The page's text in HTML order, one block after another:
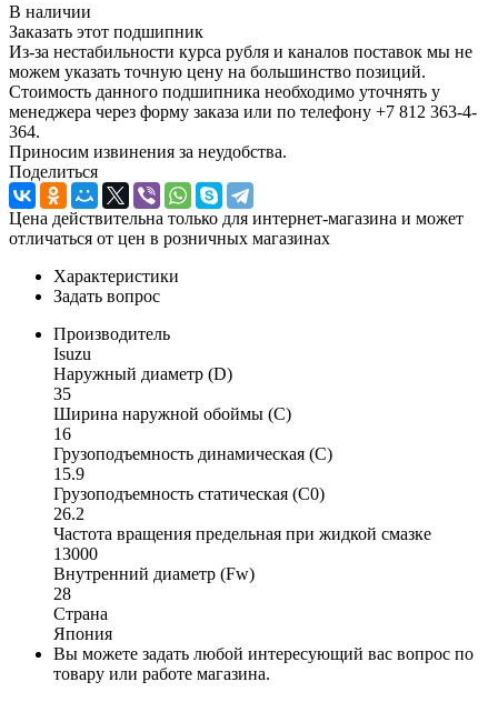
В наличии
Заказать этот подшипник
Из-за нестабильности курса рубля и каналов поставок мы не
можем указать точную цену на большинство позиций.
Стоимость данного подшипника необходимо уточнять у
менеджера через форму заказа или по телефону +7 812 363-4-
364.
Приносим извинения за неудобства.
Поделиться
Цена действительна только для интернет-магазина и может
отличаться от цен в розничных магазинах
Характеристики
Задать вопрос
Производитель
Isuzu
Наружный диаметр (D)
35
Ширина наружной обоймы (C)
16
Грузоподъемность динамическая (C)
15.9
Грузоподъемность статическая (C0)
26.2
Частота вращения предельная при жидкой смазке
13000
Внутренний диаметр (Fw)
28
Страна
Япония
Вы можете задать любой интересующий вас вопрос по
товару или работе магазина.